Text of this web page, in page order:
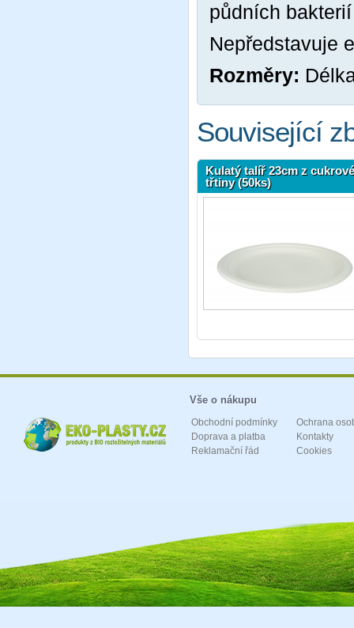
půdních
Nepředstavuje
Rozměry:
Související
Kulatý talíř 23cm z cukrové
třtiny (50ks)
Vše o nákupu
Obchodní podmínky
Doprava a platba
Reklamační řád
Ochrana
Kontakty
Cookies